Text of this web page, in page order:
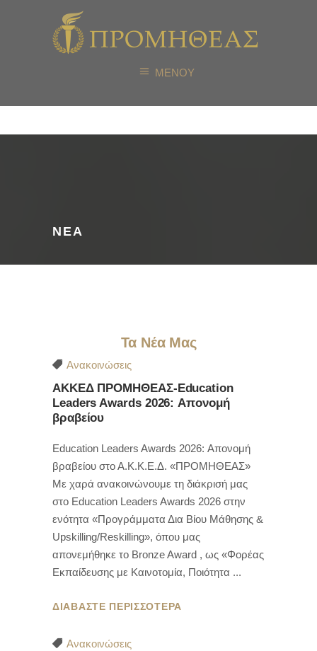
ΜΕΝΟΥ
ΝΕΑ
Τα Νέα Μας
Ανακοινώσεις
ΑΚΚΕΔ ΠΡΟΜΗΘΕΑΣ-Education
Leaders Awards 2026: Απονομή
βραβείου
Education Leaders Awards 2026: Απονομή
βραβείου στο Α.Κ.Κ.Ε.Δ. «ΠΡΟΜΗΘΕΑΣ»
Με χαρά ανακοινώνουμε τη διάκρισή μας
στο Education Leaders Awards 2026 στην
ενότητα «Προγράμματα Δια Βίου Μάθησης &
Upskilling/Reskilling», όπου μας
απονεμήθηκε το Bronze Award , ως «Φορέας
Εκπαίδευσης με Καινοτομία, Ποιότητα
ΔΙΑΒΑΣΤΕ ΠΕΡΙΣΣΟΤΕΡΑ
Ανακοινώσεις